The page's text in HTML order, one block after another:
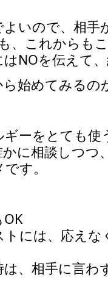
いので、相
、これからも
NOを伝えて
始めてみるの
ーをとても使
に相談しつつ
す。
には、応えな
、相手に言わ